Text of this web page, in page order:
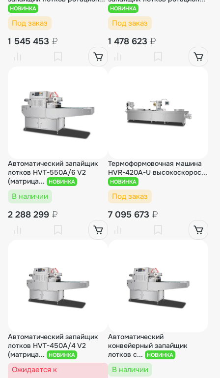
НОВИНКА
Под заказ
1 545 453 ₽
НОВИНКА
Под заказ
1 478 623 ₽
Автоматический запайщик
лотков HVT-550A/6 V2
(матрица...
НОВИНКА
В наличии
2 288 299 ₽
Термоформовочная машина
HVR-420A-U высокоскорос...
НОВИНКА
Под заказ
7 095 673 ₽
Автоматический запайщик
лотков HVT-450A/4 V2
(матрица...
НОВИНКА
Ожидается к
Автоматический
конвейерный запайщик
лотков с...
НОВИНКА
В наличии